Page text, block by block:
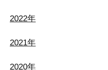
2022年
2021年
2020年